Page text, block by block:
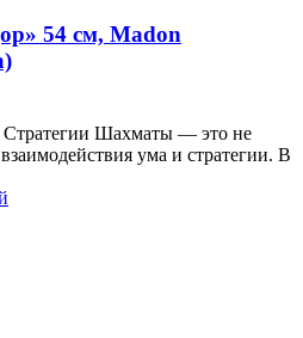
54 см, Madon
Шахматы — это не
ума и стратегии. В